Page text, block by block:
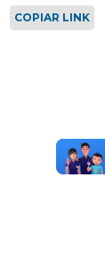
A4
COPIAR LINK